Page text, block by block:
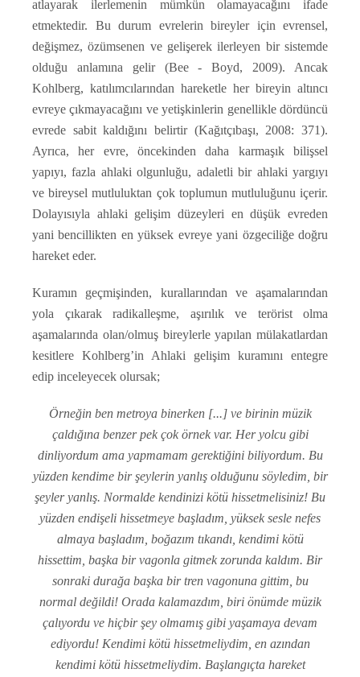
atlayarak ilerlemenin mümkün olamayacağını ifade
etmektedir. Bu durum evrelerin bireyler için evrensel,
değişmez, özümsenen ve gelişerek ilerleyen bir sistemde
olduğu anlamına gelir (Bee - Boyd, 2009). Ancak
Kohlberg, katılımcılarından hareketle her bireyin altıncı
evreye çıkmayacağını ve yetişkinlerin genellikle dördüncü
evrede sabit kaldığını belirtir (Kağıtçıbaşı, 2008: 371).
Ayrıca, her evre, öncekinden daha karmaşık bilişsel
yapıyı, fazla ahlaki olgunluğu, adaletli bir ahlaki yargıyı
ve bireysel mutluluktan çok toplumun mutluluğunu içerir.
Dolayısıyla ahlaki gelişim düzeyleri en düşük evreden
yani bencillikten en yüksek evreye yani özgeciliğe doğru
hareket eder.
Kuramın geçmişinden, kurallarından ve aşamalarından
yola çıkarak radikalleşme, aşırılık ve terörist olma
aşamalarında olan/olmuş bireylerle yapılan mülakatlardan
kesitlere Kohlberg’in Ahlaki gelişim kuramını entegre
edip inceleyecek olursak;
Örneğin ben metroya binerken [...] ve birinin müzik
çaldığına benzer pek çok örnek var. Her yolcu gibi
dinliyordum ama yapmamam gerektiğini biliyordum. Bu
yüzden kendime bir şeylerin yanlış olduğunu söyledim, bir
şeyler yanlış. Normalde kendinizi kötü hissetmelisiniz! Bu
yüzden endişeli hissetmeye başladım, yüksek sesle nefes
almaya başladım, boğazım tıkandı, kendimi kötü
hissettim, başka bir vagonla gitmek zorunda kaldım. Bir
sonraki durağa başka bir tren vagonuna gittim, bu
normal değildi! Orada kalamazdım, biri önümde müzik
çalıyordu ve hiçbir şey olmamış gibi yaşamaya devam
ediyordu! Kendimi kötü hissetmeliydim, en azından
kendimi kötü hissetmeliydim. Başlangıçta hareket